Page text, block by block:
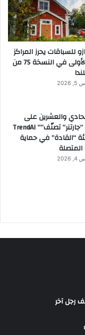
للسباقات يحرز المراكز
الثلاثة الأولى في النسخة 75 من
والعشرين على
التوالي “جارتنر” تصنّف”” TrendAI
“القادة” في حماية
المتصلة
رجل آخر